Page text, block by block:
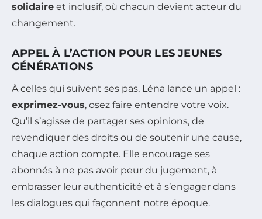
solidaire et inclusif, où chacun devient acteur du
changement.
APPEL À L’ACTION POUR LES JEUNES
GÉNÉRATIONS
À celles qui suivent ses pas, Léna lance un appel :
exprimez-vous, osez faire entendre votre voix.
Qu’il s’agisse de partager ses opinions, de
revendiquer des droits ou de soutenir une cause,
chaque action compte. Elle encourage ses
abonnés à ne pas avoir peur du jugement, à
embrasser leur authenticité et à s’engager dans
les dialogues qui façonnent notre époque.